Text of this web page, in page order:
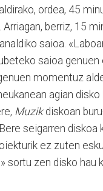
ordea, 45
berriz, 15
saioa.
saioa genuen
momentuz
agian
Muzikdiskoan
seigarren diskoa
ez zuten
sortu zen disko hau